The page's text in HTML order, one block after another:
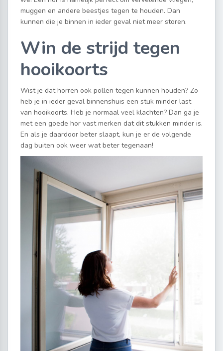
muggen en andere beestjes tegen te houden. Dan
kunnen die je binnen in ieder geval niet meer storen.
Win de strijd tegen
hooikoorts
Wist je dat horren ook pollen tegen kunnen houden? Zo
heb je in ieder geval binnenshuis een stuk minder last
van hooikoorts. Heb je normaal veel klachten? Dan ga je
met een goede hor vast merken dat dit stukken minder is.
En als je daardoor beter slaapt, kun je er de volgende
dag buiten ook weer wat beter tegenaan!